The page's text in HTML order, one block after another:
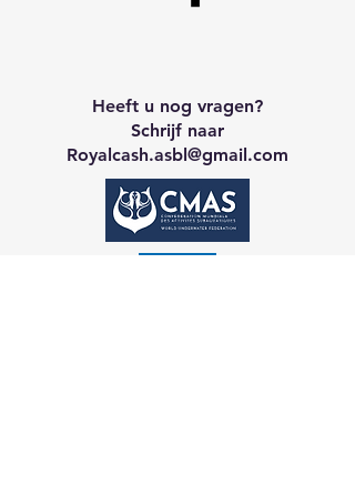
Heeft u nog vragen?
Schrijf naar
Royalcash.asbl@gmail.com